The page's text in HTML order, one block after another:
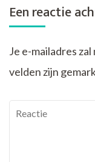
Een reactie
Je e-mailadres
velden zijn
Reactie